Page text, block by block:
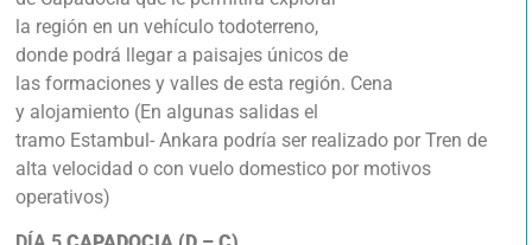
la región en un vehículo todoterreno,
donde podrá llegar a paisajes únicos de
las formaciones y valles de esta región. Cena
y alojamiento (En algunas salidas el
tramo Estambul- Ankara podría ser realizado por Tren de
alta velocidad o con vuelo domestico por motivos
operativos)